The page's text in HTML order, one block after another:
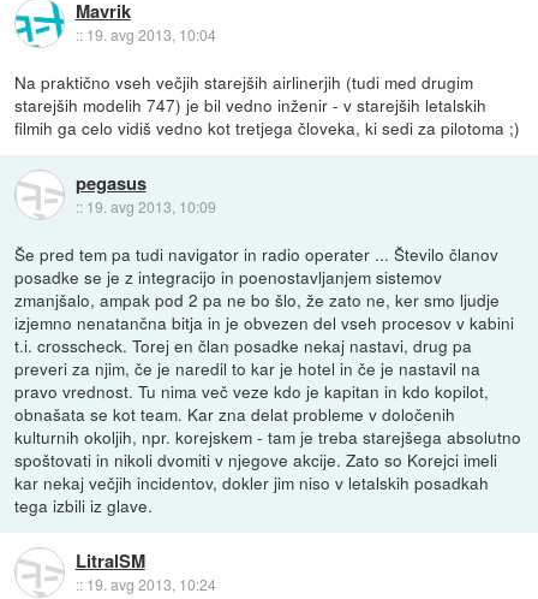
Mavrik
:: 19. avg 2013, 10:04
Na praktično vseh večjih starejših airlinerjih (tudi med drugim
starejših modelih 747) je bil vedno inženir - v starejših letalskih
filmih ga celo vidiš vedno kot tretjega človeka, ki sedi za pilotoma ;)
pegasus
:: 19. avg 2013, 10:09
Še pred tem pa tudi navigator in radio operater ... Število članov
posadke se je z integracijo in poenostavljanjem sistemov
zmanjšalo, ampak pod 2 pa ne bo šlo, že zato ne, ker smo ljudje
izjemno nenatančna bitja in je obvezen del vseh procesov v kabini
t.i. crosscheck. Torej en član posadke nekaj nastavi, drug pa
preveri za njim, če je naredil to kar je hotel in če je nastavil na
pravo vrednost. Tu nima več veze kdo je kapitan in kdo kopilot,
obnašata se kot team. Kar zna delat probleme v določenih
kulturnih okoljih, npr. korejskem - tam je treba starejšega absolutno
spoštovati in nikoli dvomiti v njegove akcije. Zato so Korejci imeli
kar nekaj večjih incidentov, dokler jim niso v letalskih posadkah
tega izbili iz glave.
LitralSM
:: 19. avg 2013, 10:24